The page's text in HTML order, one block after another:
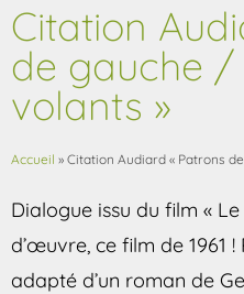
Citation
de gauche /
volants »
Accueil » Citation Audiard « Patrons
Dialogue issu du film «
d’œuvre, ce film de 1961
adapté d’un roman de